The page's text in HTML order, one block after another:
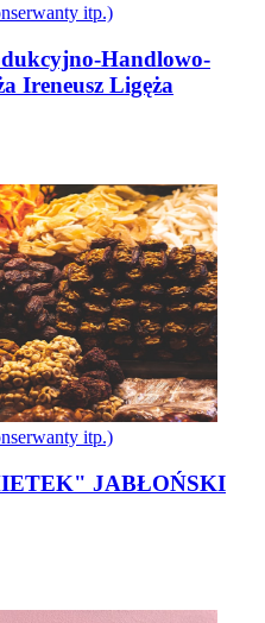
itp.)
Handlowo-
Ireneusz Ligęża
itp.)
JABŁOŃSKI